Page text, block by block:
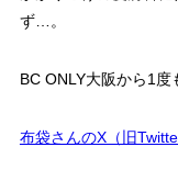
ず…。
BC ONLY大阪から1度
布袋さんのX（旧